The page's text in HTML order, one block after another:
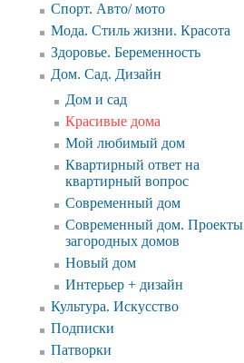
Спорт. Авто/ мото
Мода. Стиль жизни. Красота
Здоровье. Беременность
Дом. Сад. Дизайн
Дом и сад
Красивые дома
Мой любимый дом
Квартирный ответ на
квартирный вопрос
Современный дом
Современный дом. Проекты
загородных домов
Новый дом
Интерьер + дизайн
Культура. Искусство
Подписки
Патворки